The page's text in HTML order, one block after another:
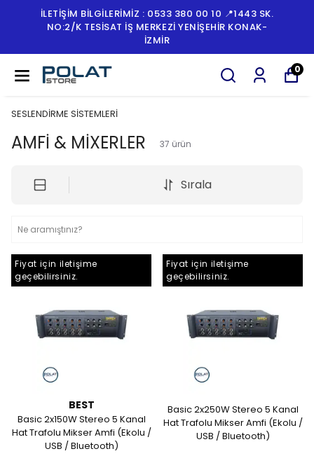
İLETİŞİM BİLGİLERİMİZ : 0533 380 00 10 📍1443 SK.
NO:2/K TESISAT İŞ MERKEZI YENIŞEHIR KONAK-
İZMİR
0
SESLENDİRME SİSTEMLERİ
AMFİ & MİXERLER 37 ürün
Sırala
Fiyat için iletişime
geçebilirsiniz.
BEST
Basic 2x150W Stereo 5 Kanal
Hat Trafolu Mikser Amfi (Ekolu /
USB / Bluetooth)
Fiyat için iletişime
geçebilirsiniz.
Basic 2x250W Stereo 5 Kanal
Hat Trafolu Mikser Amfi (Ekolu /
USB / Bluetooth)